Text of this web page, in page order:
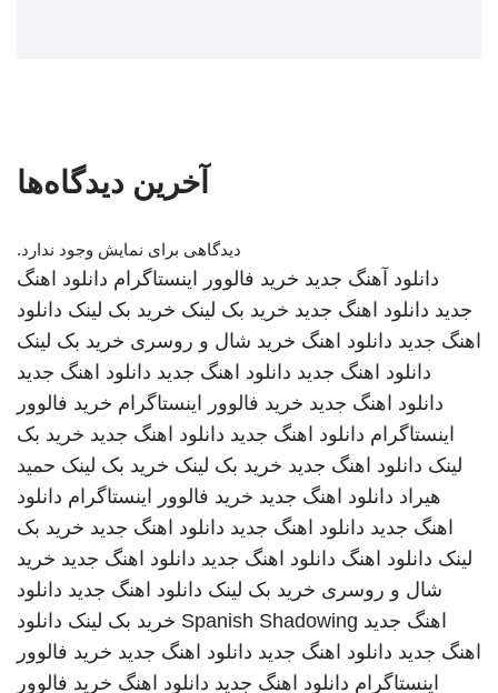
آخرین دیدگاه‌ها
دیدگاهی برای نمایش وجود ندارد.
دانلود آهنگ جدید خرید فالوور اینستاگرام دانلود اهنگ
جدید دانلود اهنگ جدید خرید بک لینک خرید بک لینک دانلود
اهنگ جدید دانلود اهنگ خرید شال و روسری خرید بک لینک
دانلود اهنگ جدید دانلود اهنگ جدید دانلود اهنگ جدید
دانلود اهنگ جدید خرید فالوور اینستاگرام خرید فالوور
اینستاگرام دانلود اهنگ جدید دانلود اهنگ جدید خرید بک
لینک دانلود اهنگ جدید خرید بک لینک خرید بک لینک حمید
هیراد دانلود اهنگ جدید خرید فالوور اینستاگرام دانلود
اهنگ جدید دانلود اهنگ جدید دانلود اهنگ جدید خرید بک
لینک دانلود اهنگ دانلود اهنگ جدید دانلود اهنگ جدید خرید
شال و روسری خرید بک لینک دانلود اهنگ جدید دانلود
اهنگ جدید Spanish Shadowing خرید بک لینک دانلود
اهنگ جدید دانلود اهنگ جدید دانلود اهنگ جدید خرید فالوور
اینستاگرام دانلود اهنگ جدید دانلود اهنگ خرید فالوور